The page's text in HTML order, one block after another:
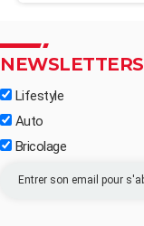
NEWSLETTERS
Lifestyle
Auto
Bricolage